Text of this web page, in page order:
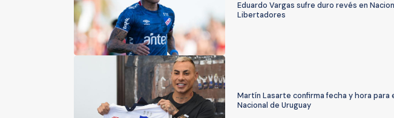
Eduardo Vargas sufre duro revés en
Libertadores
Martín Lasarte confirma fecha y hora para
Nacional de Uruguay